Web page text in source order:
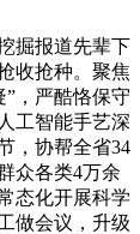
掘报道先辈下
收抢种。聚焦
，严酷恪保守
工智能手艺深
，协帮全省34
众各类4万余
态化开展科学
做会议，升级